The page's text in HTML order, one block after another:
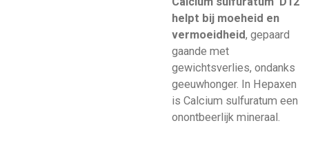
helpt bij moeheid en
vermoeidheid, gepaard
gaande met
gewichtsverlies, ondanks
geeuwhonger. In Hepaxen
is Calcium sulfuratum een
onontbeerlijk mineraal.